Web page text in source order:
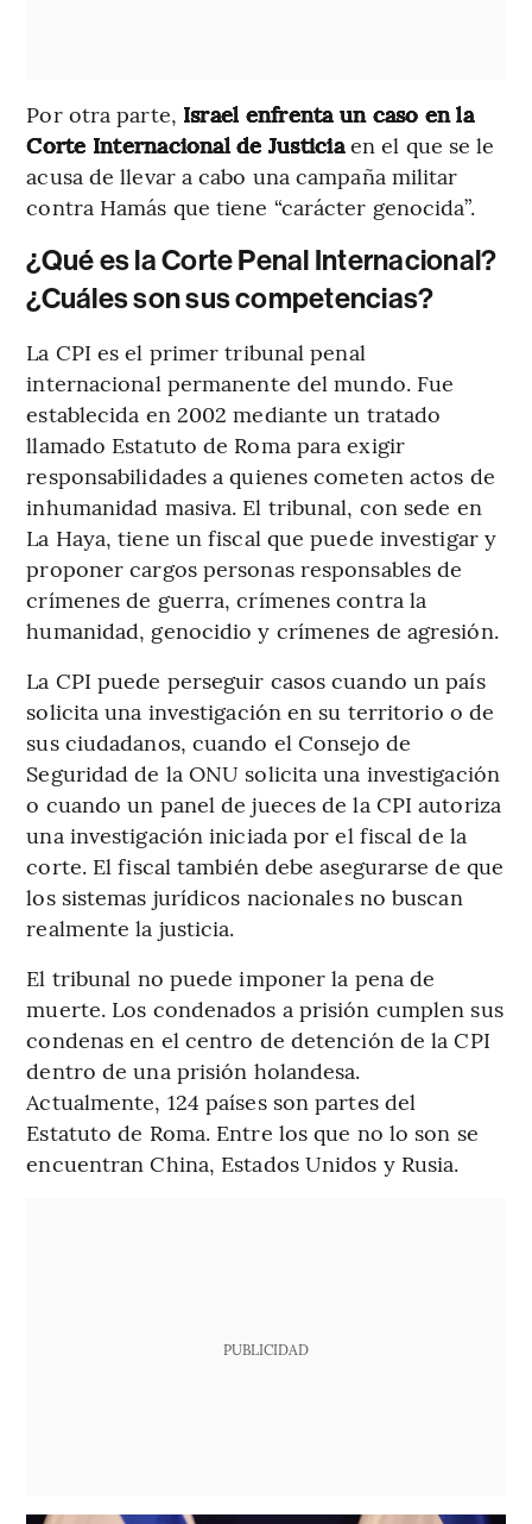
Por otra parte, Israel enfrenta un caso en la
Corte Internacional de Justiciaen el que se le
acusa de llevar a cabo una campaña militar
contra Hamás que tiene “carácter genocida”.
¿Qué es la Corte Penal Internacional?
¿Cuáles son sus competencias?
La CPI es el primer tribunal penal
internacional permanente del mundo. Fue
establecida en 2002 mediante un tratado
llamado Estatuto de Roma para exigir
responsabilidades a quienes cometen actos de
inhumanidad masiva. El tribunal, con sede en
La Haya, tiene un fiscal que puede investigar y
proponer cargos personas responsables de
crímenes de guerra, crímenes contra la
humanidad, genocidio y crímenes de agresión.
La CPI puede perseguir casos cuando un país
solicita una investigación en su territorio o de
sus ciudadanos, cuando el Consejo de
Seguridad de la ONU solicita una investigación
o cuando un panel de jueces de la CPI autoriza
una investigación iniciada por el fiscal de la
corte. El fiscal también debe asegurarse de que
los sistemas jurídicos nacionales no buscan
realmente la justicia.
El tribunal no puede imponer la pena de
muerte. Los condenados a prisión cumplen sus
condenas en el centro de detención de la CPI
dentro de una prisión holandesa.
Actualmente, 124 países son partes del
Estatuto de Roma. Entre los que no lo son se
encuentran China, Estados Unidos y Rusia.
PUBLICIDAD